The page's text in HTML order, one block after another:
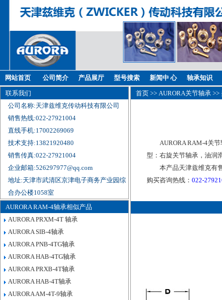
网站首页 公司简介 产品展厅 型号搜索 新闻中 心 轴承知识
联系我们
公司名称:天津兹维克传动科技有限公司
销售热线:022-27921004
直线手机:17002269069
技术支持:13821920480
销售传真:022-27921004
企业邮箱:526297977@qq.com
地址:天津市武清区京津电子商务产业园综
合办公楼1058室
AURORA RAM-4轴承相似产品
AURORA PRXM-4T 轴承
AURORA SIB-4轴承
AURORA PNB-4TG轴承
AURORA HAB-4TG轴承
AURORA PRXB-4T轴承
AURORA HAB-4T轴承
AURORA AM-4T-9轴承
首页 >> AURORA关节轴承 >>
AURORA RAM-4关
型：右旋关节轴承，油润
本产品天津兹维克有
购买咨询热线：022-